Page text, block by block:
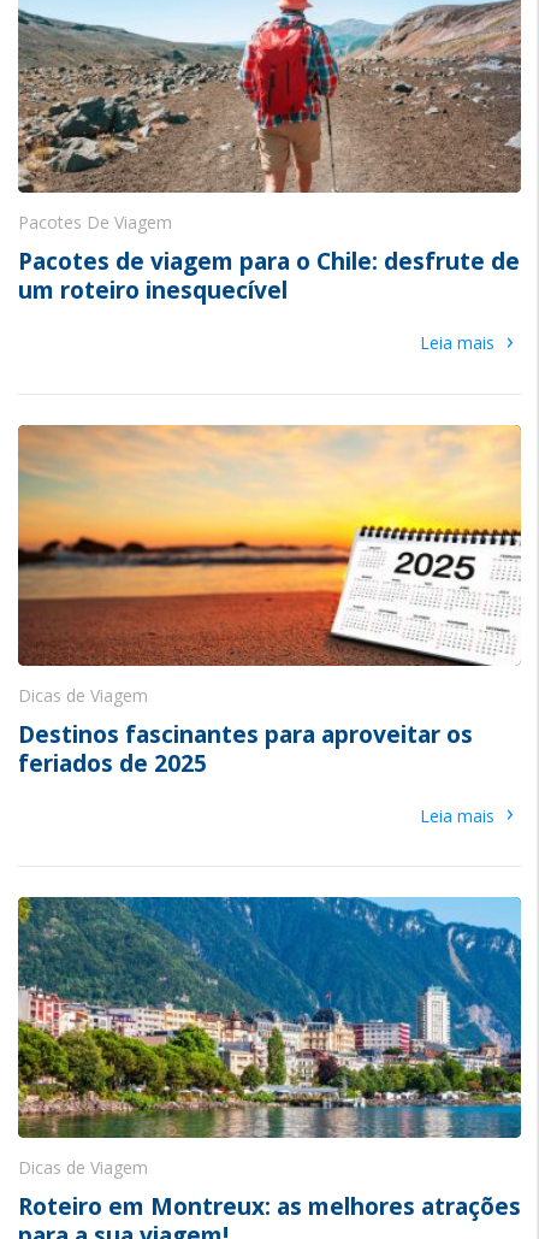
Pacotes De Viagem
Pacotes de viagem para o Chile: desfrute de
um roteiro inesquecível
Leia mais ›
Dicas de Viagem
Destinos fascinantes para aproveitar os
feriados de 2025
Leia mais ›
Dicas de Viagem
Roteiro em Montreux: as melhores atrações